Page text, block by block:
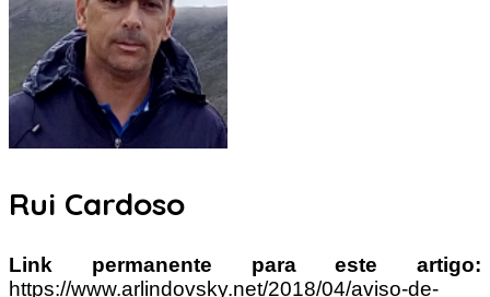
Rui Cardoso
Link permanente para este artigo:
https://www.arlindovsky.net/2018/04/aviso-de-